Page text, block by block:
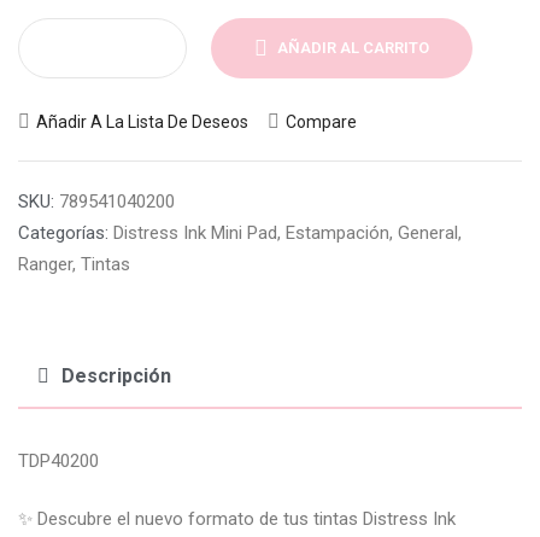
AÑADIR AL CARRITO
Añadir A La Lista De Deseos Compare
SKU: 789541040200
Categorías: Distress Ink Mini Pad, Estampación, General,
Ranger, Tintas
Descripción
TDP40200
✨ Descubre el nuevo formato de tus tintas Distress Ink